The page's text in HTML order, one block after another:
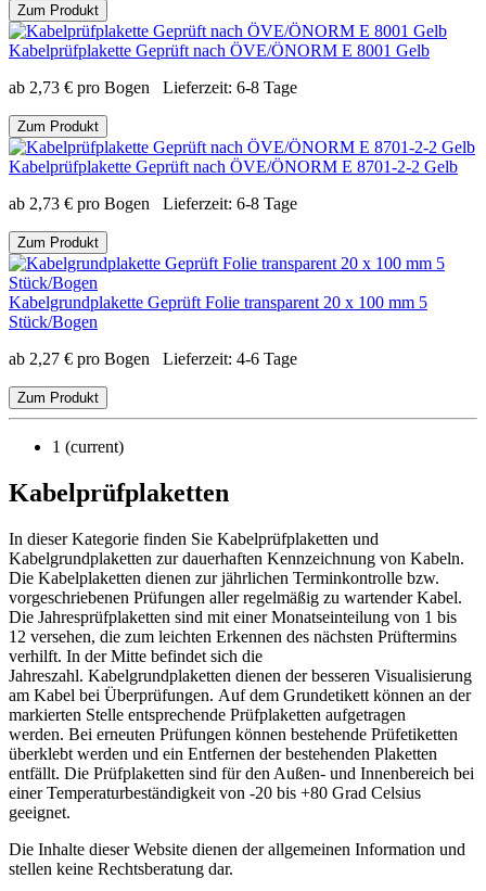
Zum Produkt
Kabelprüfplakette Geprüft nach ÖVE/ÖNORM E 8001 Gelb
ab 2,73 € pro Bogen Lieferzeit: 6-8 Tage
Zum Produkt
Kabelprüfplakette Geprüft nach ÖVE/ÖNORM E 8701-2-2 Gelb
ab 2,73 € pro Bogen Lieferzeit: 6-8 Tage
Zum Produkt
Kabelgrundplakette Geprüft Folie transparent 20 x 100 mm 5
Stück/Bogen
ab 2,27 € pro Bogen Lieferzeit: 4-6 Tage
Zum Produkt
1 (current)
Kabelprüfplaketten
In dieser Kategorie finden Sie Kabelprüfplaketten und
Kabelgrundplaketten zur dauerhaften Kennzeichnung von Kabeln.
Die Kabelplaketten dienen zur jährlichen Terminkontrolle bzw.
vorgeschriebenen Prüfungen aller regelmäßig zu wartender Kabel.
Die Jahresprüfplaketten sind mit einer Monatseinteilung von 1 bis
12 versehen, die zum leichten Erkennen des nächsten Prüftermins
verhilft. In der Mitte befindet sich die
Jahreszahl. Kabelgrundplaketten dienen der besseren Visualisierung
am Kabel bei Überprüfungen. Auf dem Grundetikett können an der
markierten Stelle entsprechende Prüfplaketten aufgetragen
werden. Bei erneuten Prüfungen können bestehende Prüfetiketten
überklebt werden und ein Entfernen der bestehenden Plaketten
entfällt. Die Prüfplaketten sind für den Außen- und Innenbereich bei
einer Temperaturbeständigkeit von -20 bis +80 Grad Celsius
geeignet.
Die Inhalte dieser Website dienen der allgemeinen Information und
stellen keine Rechtsberatung dar.